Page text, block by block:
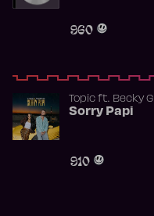
960
Topicft. Becky G
Sorry Papi
910